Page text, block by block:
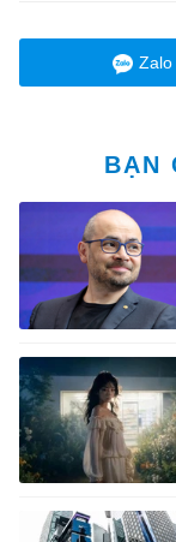
Zalo
BẠN